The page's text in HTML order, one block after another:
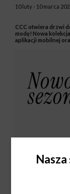
10 luty - 10 marca
CCC otwiera drzwi
modę! Nowa
aplikacji mobilnej